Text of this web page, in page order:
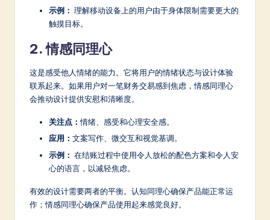
示例： 理解移动设备上的用户由于身体限制需要更大的
触摸目标。
2. 情感同理心
这是感受他人情绪的能力。它将用户的情绪状态与设计体验
联系起来。如果用户对一笔财务交易感到焦虑，情感同理心
会推动设计提供安慰和清晰度。
关注点：情绪、感受和心理安全感。
应用： 文案写作、微交互和视觉基调。
示例： 在结账过程中使用令人放松的配色方案和令人安
心的语言，以减轻焦虑。
有效的设计需要两者的平衡。认知同理心确保产品能正常运
作；情感同理心确保产品使用起来感觉良好。